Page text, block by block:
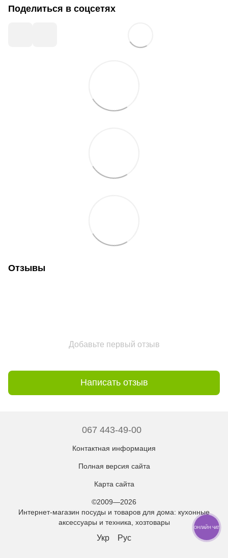
Поделиться в соцсетях
Отзывы
Добавьте первый отзыв
Написать отзыв
067 443-49-00
Контактная информация
Полная версия сайта
Карта сайта
©2009—2026
Интернет-магазин посуды и товаров для дома: кухонные
аксессуары и техника, хозтовары
Укр Рус
ОНЛАЙН ЧАТ